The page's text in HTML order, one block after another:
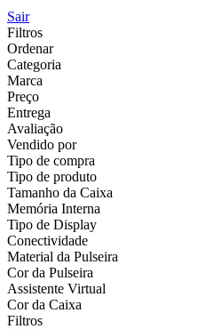
Sair
Filtros
Ordenar
Categoria
Marca
Preço
Entrega
Avaliação
Vendido por
Tipo de compra
Tipo de produto
Tamanho da Caixa
Memória Interna
Tipo de Display
Conectividade
Material da Pulseira
Cor da Pulseira
Assistente Virtual
Cor da Caixa
Filtros